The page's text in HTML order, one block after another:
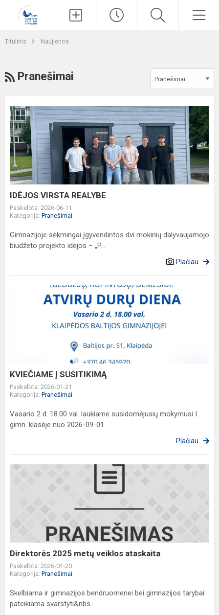
Titulinis Naujienos
RSS
Pranešimai
IDĖJOS
VIRSTA
REALYBE
IDĖJOS VIRSTA REALYBE
Paskelbta: 2026-06-11
Kategorija: Pranešimai
Gimnazijoje sėkmingai įgyvendintos dvi mokinių dalyvaujamojo
biudžeto projekto idėjos – „P...
Plačiau
KVIEČIAME Į SUSITIKIMĄ
Paskelbta: 2026-01-21
Kategorija: Pranešimai
Vasario 2 d. 18.00 val. laukiame susidomėjusių mokymusi I
gimn. klasėje nuo 2026-09-01.
Plačiau
Direktorės
Direktorės 2025 metų veiklos ataskaita
Paskelbta: 2026-01-20
Kategorija: Pranešimai
Skelbiama ir gimnazijos bendruomenei bei gimnazijos tarybai
pateikiama svarstyti&nbs...